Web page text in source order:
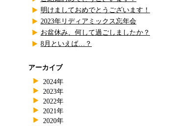
明けましておめでとうございます！
2023年リディアミックス忘年会
お盆休み、何して過ごしましたか？
8月といえば…？
アーカイブ
2024年
2023年
2022年
2021年
2020年